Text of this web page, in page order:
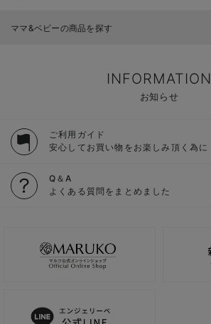
ママ&ベビーの商品を探す
INFORMATION
お知らせ
ご利用ガイド
安心してお買い物をお楽しみ頂く為に
Q＆A
よくある質問をまとめました